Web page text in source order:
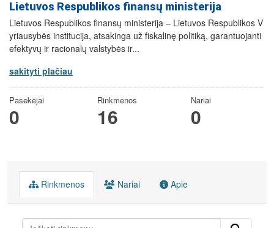
Lietuvos Respublikos finansų ministerija
Lietuvos Respublikos finansų ministerija – Lietuvos Respublikos V
yriausybės institucija, atsakinga už fiskalinę politiką, garantuojanti
efektyvų ir racionalų valstybės ir...
sakityti plačiau
Pasekėjai
0
Rinkmenos
16
Nariai
0
Rinkmenos Nariai Apie